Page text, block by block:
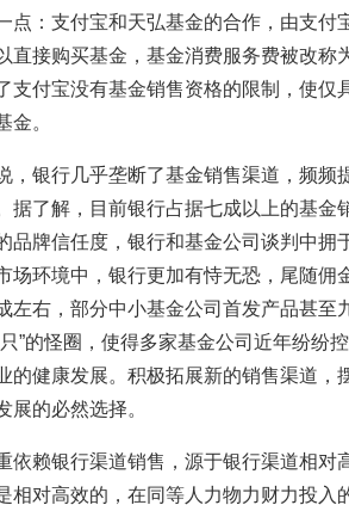
点：支付宝和天弘基金的合作，由支付
直接购买基金，基金消费服务费被改称
支付宝没有基金销售资格的限制，使仅
金。
，银行几乎垄断了基金销售渠道，频频
据了解，目前银行占据七成以上的基金
品牌信任度，银行和基金公司谈判中拥
场环境中，银行更加有恃无恐，尾随佣
左右，部分中小基金公司首发产品甚至
”的怪圈，使得多家基金公司近年纷纷
的健康发展。积极拓展新的销售渠道，
展的必然选择。
依赖银行渠道销售，源于银行渠道相对
相对高效的，在同等人力物力财力投入